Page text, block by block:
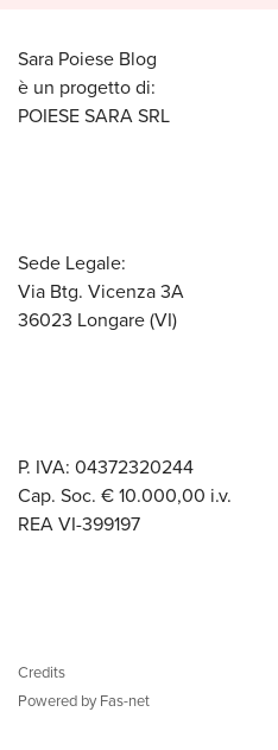
Sara Poiese Blog
è un progetto di:
POIESE SARA SRL
Sede Legale:
Via Btg. Vicenza 3A
36023 Longare (VI)
P. IVA: 04372320244
Cap. Soc. € 10.000,00 i.v.
REA VI-399197
Credits
Powered by Fas-net